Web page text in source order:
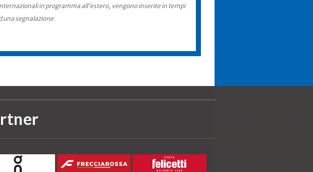
in programma all'estero, vengono inserite in tempi
una segnalazione.